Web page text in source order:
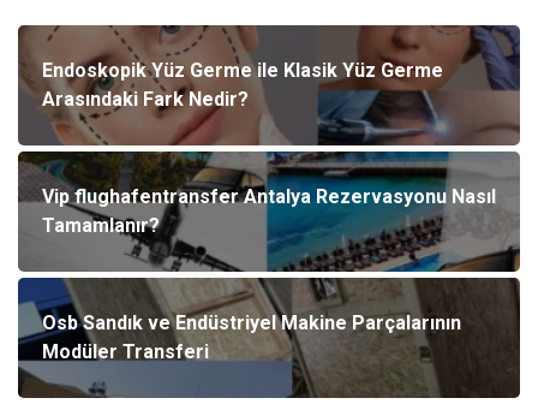
Endoskopik Yüz Germe ile Klasik Yüz Germe
Arasındaki Fark Nedir?
Vip flughafentransfer Antalya Rezervasyonu Nasıl
Tamamlanır?
Osb Sandık ve Endüstriyel Makine Parçalarının
Modüler Transferi